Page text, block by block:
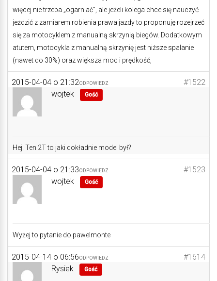
więcej nie trzeba „ogarniać”, ale jeżeli kolega chce się nauczyć
jeżdzić z zamiarem robienia prawa jazdy to proponuję rozejrzeć
się za motocyklem z manualną skrzynią biegów. Dodatkowym
atutem, motocykla z manualną skrzynię jest niższe spalanie
(nawet do 30%) oraz większa moc i prędkość,
2015-04-04 o 21:32 #1522
ODPOWIEDZ
wojtek Gość
Hej. Ten 2T to jaki dokładnie model był?
2015-04-04 o 21:33 #1523
ODPOWIEDZ
wojtek Gość
Wyżej to pytanie do pawelmonte
2015-04-14 o 06:56 #1614
ODPOWIEDZ
Rysiek Gość